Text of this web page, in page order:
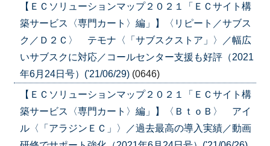
【ＥＣソリューションマップ２０２１「ＥＣサイト構
築サービス〈専門カート〉編」】〈リピート／サブス
ク／Ｄ２Ｃ〉 テモナ〈「サブスクストア」〉／幅広
いサブスクに対応／コールセンター支援も好評（2021
年6月24日号）('21/06/29) (0646)
【ＥＣソリューションマップ２０２１「ＥＣサイト構
築サービス〈専門カート〉編」】〈ＢｔｏＢ〉 アイ
ル〈「アラジンＥＣ」〉／過去最高の導入実績／動画